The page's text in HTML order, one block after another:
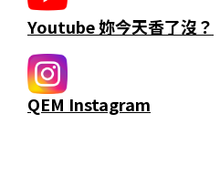
Youtube 妳今天香了沒？
QEM Instagram